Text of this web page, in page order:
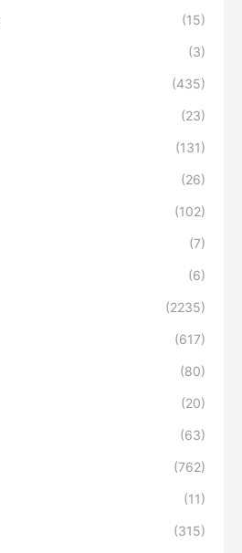
(15)
(3)
(435)
(23)
(131)
(26)
(102)
(7)
(6)
(2235)
(617)
(80)
(20)
(63)
(762)
(11)
(315)